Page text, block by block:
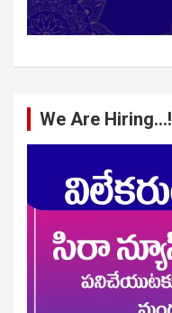
We Are Hiring…!